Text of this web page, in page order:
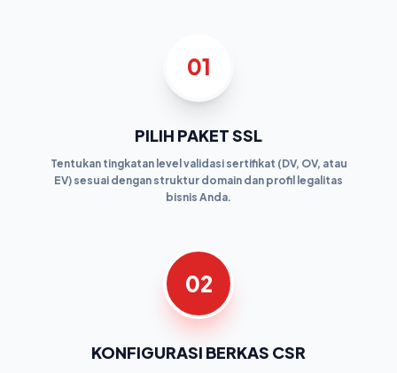
01
PILIH PAKET SSL
Tentukan tingkatan level validasi sertifikat (DV, OV, atau
EV) sesuai dengan struktur domain dan profil legalitas
bisnis Anda.
02
KONFIGURASI BERKAS CSR